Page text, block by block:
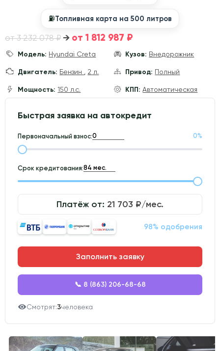
⛽️Топливная карта на 500 литров
от 3 232 078 ₽ → от 1 812 987 ₽
Модель: Hyundai Creta Кузов: Внедорожник
Двигатель: Бензин 2 л. Привод: Полный
Мощность: 150 л.с. КПП: Автоматическая
Быстрая заявка на автокредит
Первоначальный взнос: 0%
Срок кредитования:
Платёж от: 21 703 ₽/мес.
98% одобрения
Заполнить заявку
📞 8 (863) 206-68-68
Смотрят:3человека